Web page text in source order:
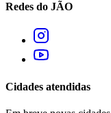
Redes do JÃO
Cidades atendidas